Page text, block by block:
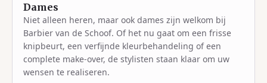
Dames
Niet alleen heren, maar ook dames zijn welkom bij
Barbier van de Schoof. Of het nu gaat om een frisse
knipbeurt, een verfijnde kleurbehandeling of een
complete make-over, de stylisten staan klaar om uw
wensen te realiseren.